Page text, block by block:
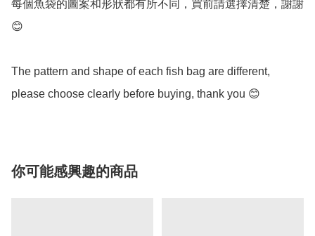
每個魚袋的圖案和形狀都有所不同，買前請選擇清楚，謝謝
😊
The pattern and shape of each fish bag are different,
please choose clearly before buying, thank you 😊
你可能感興趣的商品